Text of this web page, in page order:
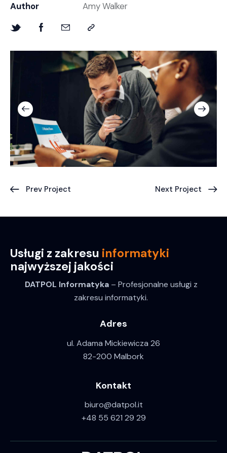
Author
Amy Walker
Prev Project Next Project
Usługi z zakresu informatyki
najwyższej jakości
DATPOL Informatyka– Profesjonalne usługi z
zakresu informatyki.
Adres
ul. Adama Mickiewicza 26
82-200 Malbork
Kontakt
biuro@datpol.it
+48 55 621 29 29